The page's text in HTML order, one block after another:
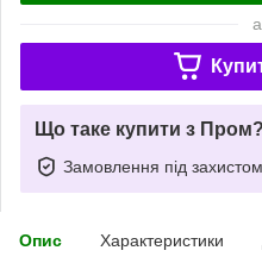
Що таке купити з Пром?
Замовлення під захистом
Опис Характеристики